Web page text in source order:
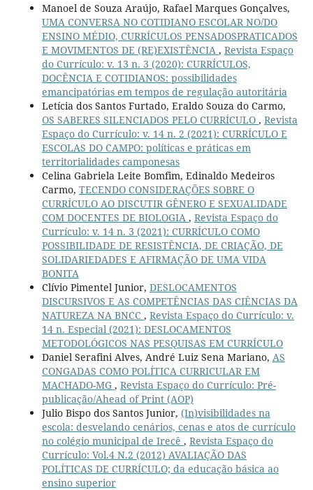
Manoel de Souza Araújo, Rafael Marques Gonçalves,
UMA CONVERSA NO COTIDIANO ESCOLAR NO/DO
ENSINO MÉDIO, CURRÍCULOS PENSADOSPRATICADOS
E MOVIMENTOS DE (RE)EXISTÊNCIA , Revista Espaço
do Currículo: v. 13 n. 3 (2020): CURRÍCULOS,
DOCÊNCIA E COTIDIANOS: possibilidades
emancipatórias em tempos de regulação autoritária
Letícia dos Santos Furtado, Eraldo Souza do Carmo,
OS SABERES SILENCIADOS PELO CURRÍCULO , Revista
Espaço do Currículo: v. 14 n. 2 (2021): CURRÍCULO E
ESCOLAS DO CAMPO: políticas e práticas em
territorialidades camponesas
Celina Gabriela Leite Bomfim, Edinaldo Medeiros
Carmo, TECENDO CONSIDERAÇÕES SOBRE O
CURRÍCULO AO DISCUTIR GÊNERO E SEXUALIDADE
COM DOCENTES DE BIOLOGIA , Revista Espaço do
Currículo: v. 14 n. 3 (2021): CURRÍCULO COMO
POSSIBILIDADE DE RESISTÊNCIA, DE CRIAÇÃO, DE
SOLIDARIEDADES E AFIRMAÇÃO DE UMA VIDA
BONITA
Clívio Pimentel Junior, DESLOCAMENTOS
DISCURSIVOS E AS COMPETÊNCIAS DAS CIÊNCIAS DA
NATUREZA NA BNCC , Revista Espaço do Currículo: v.
14 n. Especial (2021): DESLOCAMENTOS
METODOLÓGICOS NAS PESQUISAS EM CURRÍCULO
Daniel Serafini Alves, André Luiz Sena Mariano, AS
CONGADAS COMO POLÍTICA CURRICULAR EM
MACHADO-MG , Revista Espaço do Currículo: Pré-
publicação/Ahead of Print (AOP)
Julio Bispo dos Santos Junior, (In)visibilidades na
escola: desvelando cenários, cenas e atos de currículo
no colégio municipal de Irecê , Revista Espaço do
Currículo: Vol.4 N.2 (2012) AVALIAÇÃO DAS
POLÍTICAS DE CURRÍCULO; da educação básica ao
ensino superior